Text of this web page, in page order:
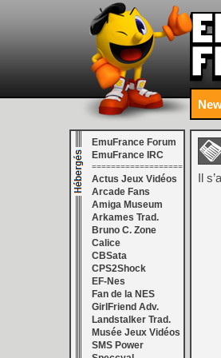
EmuFrance Forum
EmuFrance IRC
===================
Actus Jeux Vidéos
Arcade Fans
Amiga Museum
Arkames Trad.
Bruno C. Zone
Calice
CBSata
CPS2Shock
EF-Nes
Fan de la NES
GirlFriend Adv.
Landstalker Trad.
Musée Jeux Vidéos
SMS Power
Il